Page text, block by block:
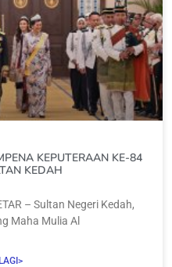
KEPUTERAAN KE-84
KEDAH
– Sultan Negeri Kedah,
Maha Mulia Al